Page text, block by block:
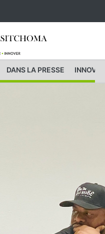
DANS LA PRESSE